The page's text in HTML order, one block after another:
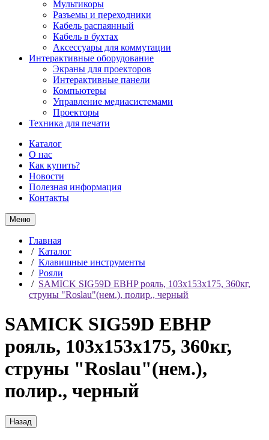
Мультикоры
Разъемы и переходники
Кабель распаянный
Кабель в бухтах
Аксессуары для коммутации
Интерактивные оборудование
Экраны для проекторов
Интерактивные панели
Компьютеры
Управление медиасистемами
Проекторы
Техника для печати
Каталог
О нас
Как купить?
Новости
Полезная информация
Контакты
Меню
Главная
/ Каталог
/ Клавишные инструменты
/ Рояли
/ SAMICK SIG59D EBHP рояль, 103x153x175, 360кг,
струны "Roslau"(нем.), полир., черный
SAMICK SIG59D EBHP
рояль, 103x153x175, 360кг,
струны "Roslau"(нем.),
полир., черный
Назад